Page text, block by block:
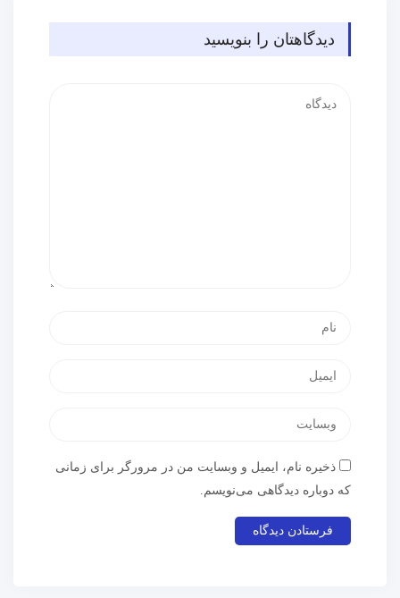
دیدگاهتان را بنویسید
ذخیره نام، ایمیل و وبسایت من در مرورگر برای زمانی
که دوباره دیدگاهی می‌نویسم.